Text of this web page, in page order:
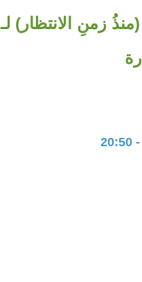
زمنِ الانتظار)